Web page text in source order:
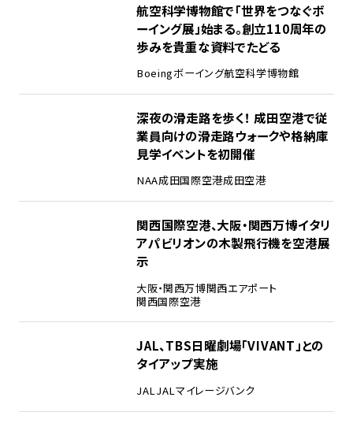
航空科学博物館で「世界をつなぐボ
ーイング展」始まる。創立110周年の
歩みを貴重な資料でたどる
Boeingボーイング航空科学博物館
深夜の滑走路を歩く！ 成田空港で従
業員向けの滑走路ウォークや格納庫
見学イベントを初開催
NAA成田国際空港成田空港
関西国際空港、大阪・関西万博イタリ
アパビリオンの木製飛行機を空港展
示
大阪・関西万博関西エアポート
関西国際空港
JAL、TBS日曜劇場「VIVANT」との
タイアップ実施
JALJALマイレージバンク